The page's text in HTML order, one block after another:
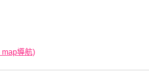
導航)